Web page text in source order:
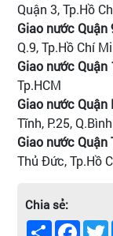
Quận 3, Tp.Hồ
Giao nước Quận
Q.9, Tp.Hồ Chí
Giao nước
Tp.HCM
Giao nước
Tĩnh, P.25,
Giao nước Quận
Thủ Đức, Tp.Hồ
Chia sẻ:
Share